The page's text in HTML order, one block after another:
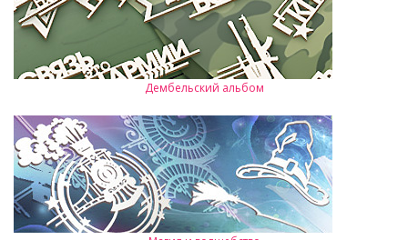
Дембельский альбом